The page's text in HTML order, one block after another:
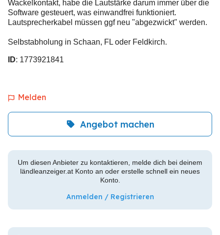
Wackelkontakt, habe die Lautstärke darum immer über die
Software gesteuert, was einwandfrei funktioniert.
Lautsprecherkabel müssen ggf neu "abgezwickt" werden.
Selbstabholung in Schaan, FL oder Feldkirch.
ID: 1773921841
Melden
Angebot machen
Um diesen Anbieter zu kontaktieren, melde dich bei deinem
ländleanzeiger.at Konto an oder erstelle schnell ein neues
Konto.
Anmelden / Registrieren